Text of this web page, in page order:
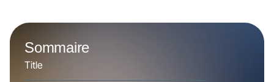
Sommaire
Title